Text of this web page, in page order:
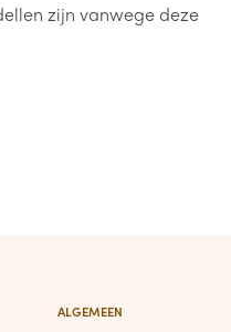
zijn vanwege deze
ALGEMEEN